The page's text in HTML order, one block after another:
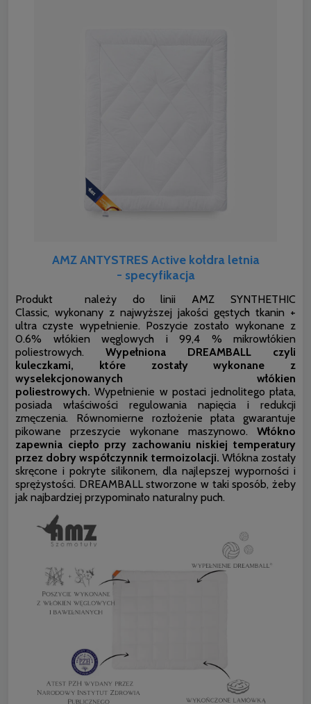
AMZ ANTYSTRES Active kołdra letnia
- specyfikacja
Produkt należy do linii AMZ SYNTHETHIC
Classic, wykonany z najwyższej jakości gęstych tkanin +
ultra czyste wypełnienie. Poszycie zostało wykonane z
0.6% włókien węglowych i 99,4 % mikrowłókien
poliestrowych. Wypełniona DREAMBALL czyli
kuleczkami, które zostały wykonane z
wyselekcjonowanych włókien
poliestrowych. Wypełnienie w postaci jednolitego płata,
posiada właściwości regulowania napięcia i redukcji
zmęczenia. Równomierne rozłożenie płata gwarantuje
pikowane przeszycie wykonane maszynowo. Włókno
zapewnia ciepło przy zachowaniu niskiej temperatury
przez dobry współczynnik termoizolacji. Włókna zostały
skręcone i pokryte silikonem, dla najlepszej wyporności i
sprężystości. DREAMBALL stworzone w taki sposób, żeby
jak najbardziej przypominało naturalny puch.